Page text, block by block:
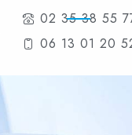
02 35 38 55
06 13 01 20